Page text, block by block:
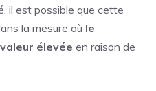
il est possible que cette
la mesure où le
élevée en raison de